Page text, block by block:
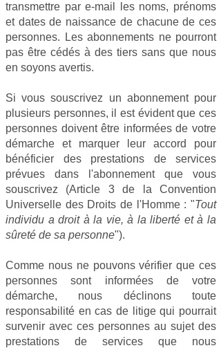
transmettre par e-mail les noms, prénoms
et dates de naissance de chacune de ces
personnes. Les abonnements ne pourront
pas être cédés à des tiers sans que nous
en soyons avertis.
Si vous souscrivez un abonnement pour
plusieurs personnes, il est évident que ces
personnes doivent être informées de votre
démarche et marquer leur accord pour
bénéficier des prestations de services
prévues dans l'abonnement que vous
souscrivez (Article 3 de la Convention
Universelle des Droits de l'Homme : "Tout
individu a droit à la vie, à la liberté et à la
sûreté de sa personne").
Comme nous ne pouvons vérifier que ces
personnes sont informées de votre
démarche, nous déclinons toute
responsabilité en cas de litige qui pourrait
survenir avec ces personnes au sujet des
prestations de services que nous